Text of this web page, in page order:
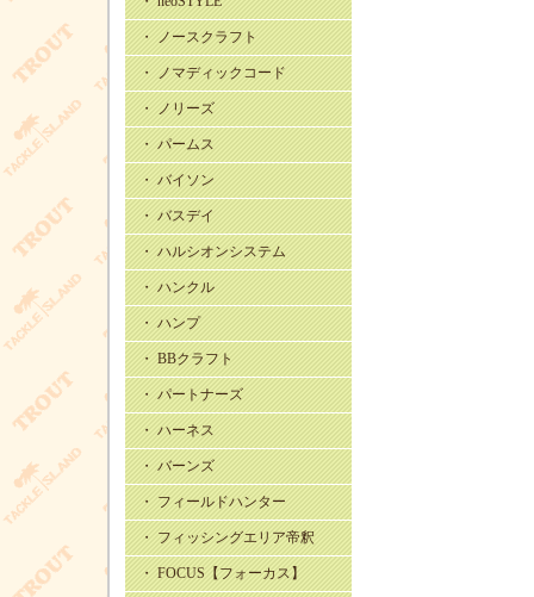
・ ノースクラフト
・ ノマディックコード
・ ノリーズ
・ パームス
・ バイソン
・ バスデイ
・ ハルシオンシステム
・ ハンクル
・ ハンプ
・ BBクラフト
・ パートナーズ
・ ハーネス
・ バーンズ
・ フィールドハンター
・ フィッシングエリア帝釈
・ FOCUS【フォーカス】